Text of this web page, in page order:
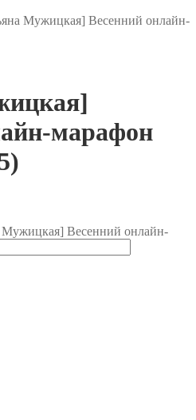
Мужицкая] Весенний онлайн-
марафон
Мужицкая] Весенний онлайн-